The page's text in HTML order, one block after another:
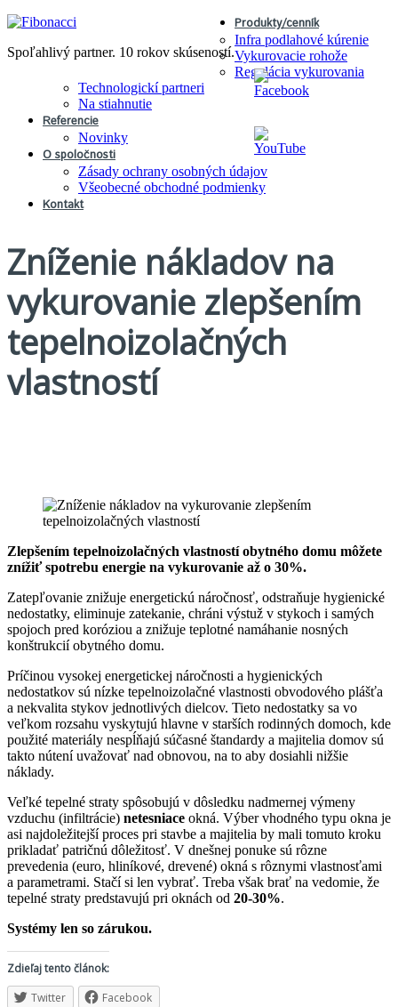
Spoľahlivý partner. 10 rokov skúseností.
Produkty/cenník
Infra podlahové kúrenie
Vykurovacie rohože
Regulácia vykurovania
Technologickí partneri
Na stiahnutie
Referencie
Novinky
O spoločnosti
Zásady ochrany osobných údajov
Všeobecné obchodné podmienky
Kontakt
Zníženie nákladov na
vykurovanie zlepšením
tepelnoizolačných
vlastností
Zlepšením tepelnoizolačných vlastností obytného domu môžete
znížiť spotrebu energie na vykurovanie až o 30%.
Zatepľovanie znižuje energetickú náročnosť, odstraňuje hygienické
nedostatky, eliminuje zatekanie, chráni výstuž v stykoch i samých
spojoch pred koróziou a znižuje teplotné namáhanie nosných
konštrukcií obytného domu.
Príčinou vysokej energetickej náročnosti a hygienických
nedostatkov sú nízke tepelnoizolačné vlastnosti obvodového plášťa
a nekvalita stykov jednotlivých dielcov. Tieto nedostatky sa vo
veľkom rozsahu vyskytujú hlavne v starších rodinných domoch, kde
použité materiály nespĺňajú súčasné štandardy a majitelia domov sú
takto nútení uvažovať nad obnovou, na to aby dosiahli nižšie
náklady.
Veľké tepelné straty spôsobujú v dôsledku nadmernej výmeny
vzduchu (infiltrácie) netesniace okná. Výber vhodného typu okna je
asi najdoležitejší proces pri stavbe a majitelia by mali tomuto kroku
prikladať patričnú dôležitosť. V dnešnej ponuke sú rôzne
prevedenia (euro, hliníkové, drevené) okná s rôznymi vlastnosťami
a parametrami. Stačí si len vybrať. Treba však brať na vedomie, že
tepelné straty predstavujú pri oknách od 20-30%.
Systémy len so zárukou.
Zdieľaj tento článok:
Twitter
Facebook